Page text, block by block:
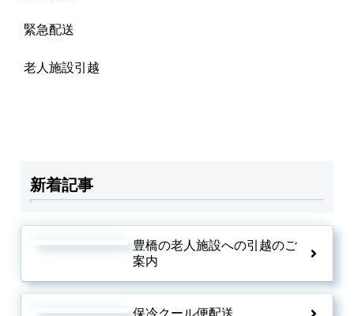
緊急配送
老人施設引越
新着記事
豊橋の老人施設への引越のご
案内
保冷クール便配送